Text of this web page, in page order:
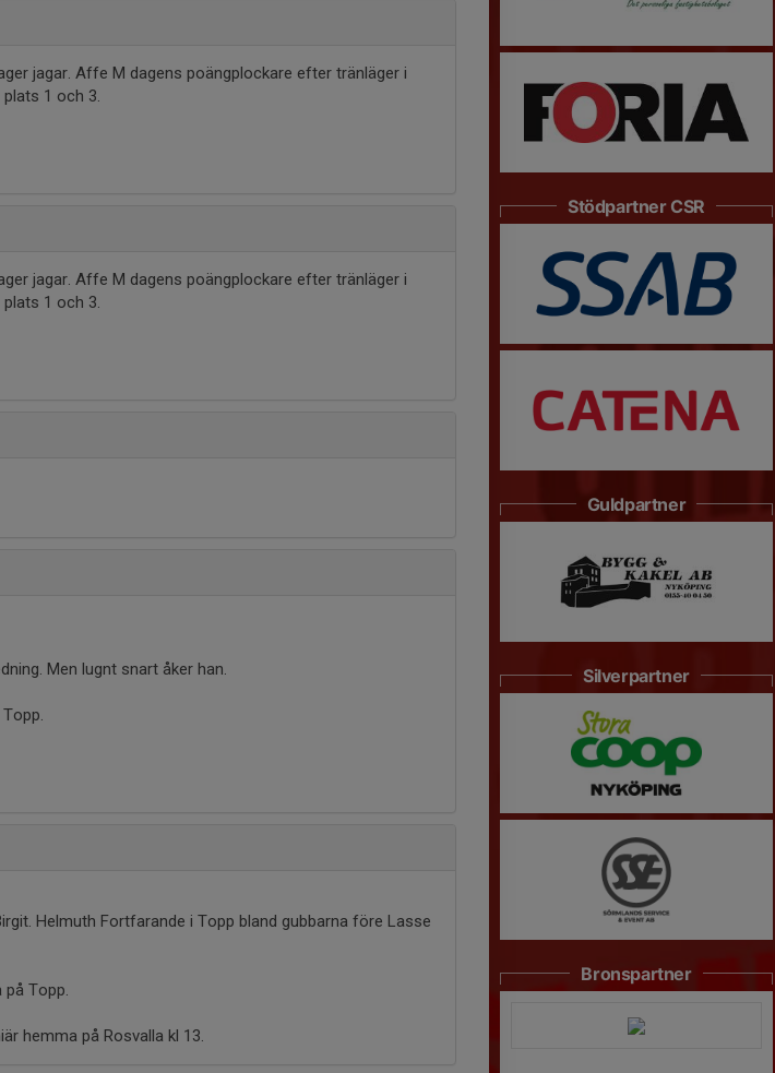
jagar. Affe M dagens poängplockare efter tränläger i
plats 1 och 3.
jagar. Affe M dagens poängplockare efter tränläger i
plats 1 och 3.
Men lugnt snart åker han.
Topp.
Helmuth Fortfarande i Topp bland gubbarna före Lasse
på Topp.
hemma på Rosvalla kl 13.
Stödpartner CSR
Guldpartner
Silverpartner
Bronspartner